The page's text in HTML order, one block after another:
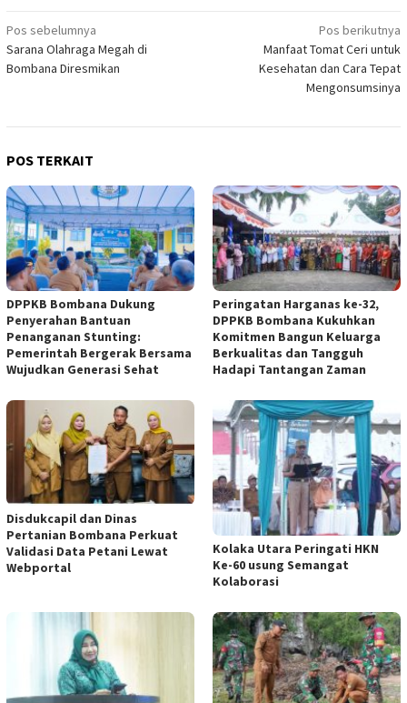
Navigasi
pos
Pos sebelumnya
Sarana Olahraga Megah di
Bombana Diresmikan
Pos berikutnya
Manfaat Tomat Ceri untuk
Kesehatan dan Cara Tepat
Mengonsumsinya
POS TERKAIT
DPPKB Bombana Dukung
Penyerahan Bantuan
Penanganan Stunting:
Pemerintah Bergerak Bersama
Wujudkan Generasi Sehat
Peringatan Harganas ke-32,
DPPKB Bombana Kukuhkan
Komitmen Bangun Keluarga
Berkualitas dan Tangguh
Hadapi Tantangan Zaman
Disdukcapil dan Dinas
Pertanian Bombana Perkuat
Validasi Data Petani Lewat
Webportal
Kolaka Utara Peringati HKN
Ke-60 usung Semangat
Kolaborasi